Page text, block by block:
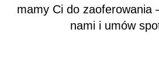
mamy Ci do zaoferowania
nami i umów